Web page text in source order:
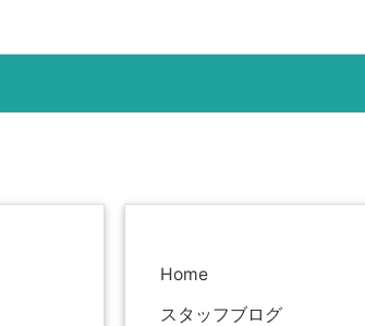
Home
スタッフブログ